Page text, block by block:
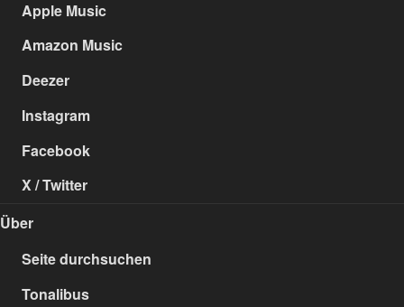
Apple Music
Amazon Music
Deezer
Instagram
Facebook
X / Twitter
Über
Seite durchsuchen
Tonalibus